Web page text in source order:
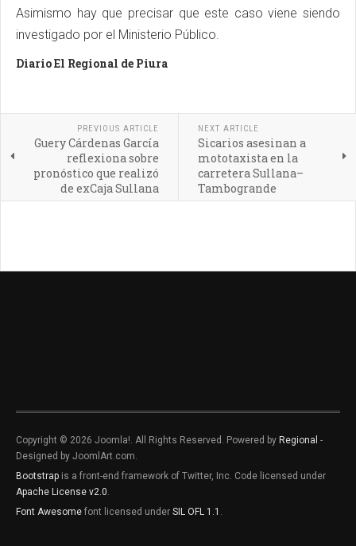
Asimismo hay que precisar que este caso viene siendo
investigado por el Ministerio Público.
Diario El Regional de Piura
PREVIOUS ARTICLE
Guery Cárdenas García
reflexiona sobre
pronóstico que realizó
de exCaja Sullana
NEXT ARTICLE
Sicarios asesinan a
mototaxista en la
carretera Sullana–
Tambogrande
Copyright © 2026 Joomla!. All Rights Reserved. Powered by Regional -
Designed by JoomlArt.com.
Bootstrap is a front-end framework of Twitter, Inc. Code licensed under
Apache License v2.0.
Font Awesome font licensed under SIL OFL 1.1 .